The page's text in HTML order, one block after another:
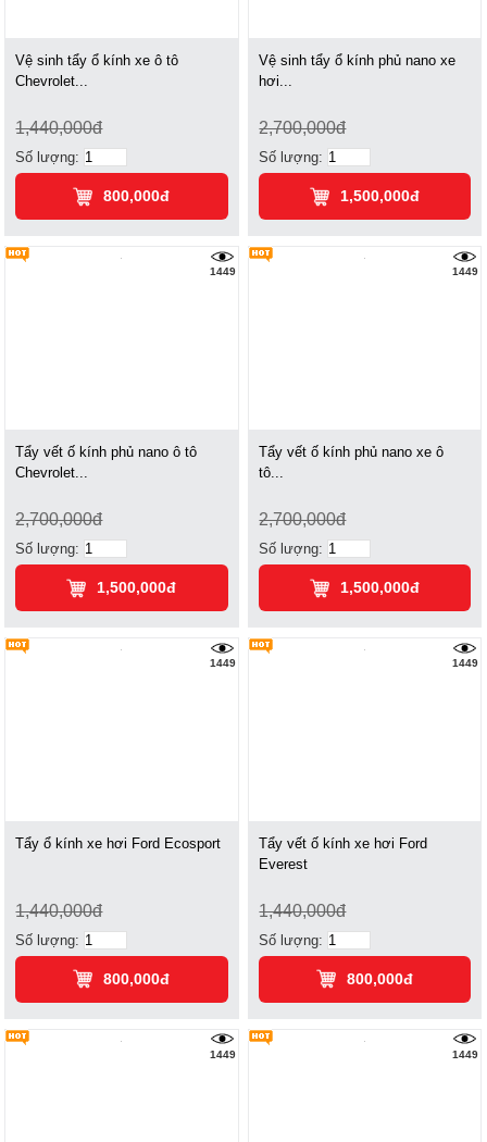
Vệ sinh tẩy ổ kính xe ô tô
Chevrolet...
1,440,000đ
Số lượng:
800,000đ
Vệ sinh tẩy ổ kính phủ nano xe
hơi...
2,700,000đ
Số lượng:
1,500,000đ
1449
Tẩy vết ố kính phủ nano ô tô
Chevrolet...
2,700,000đ
Số lượng:
1,500,000đ
1449
Tẩy vết ố kính phủ nano xe ô
tô...
2,700,000đ
Số lượng:
1,500,000đ
1449
Tẩy ổ kính xe hơi Ford Ecosport
1,440,000đ
Số lượng:
800,000đ
1449
Tẩy vết ố kính xe hơi Ford
Everest
1,440,000đ
Số lượng:
800,000đ
1449 1449